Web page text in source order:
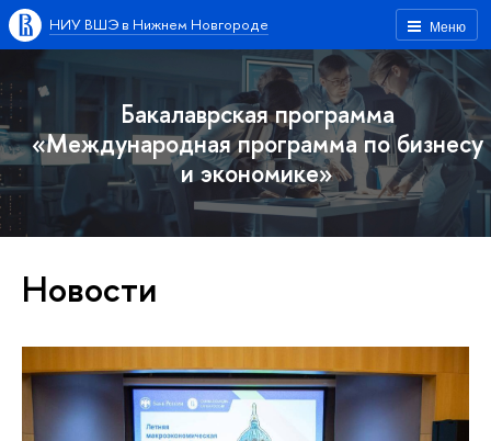
Меню
НИУ ВШЭ в Нижнем Новгороде
Бакалаврская программа
«Международная программа по бизнесу
и экономике»
Новости